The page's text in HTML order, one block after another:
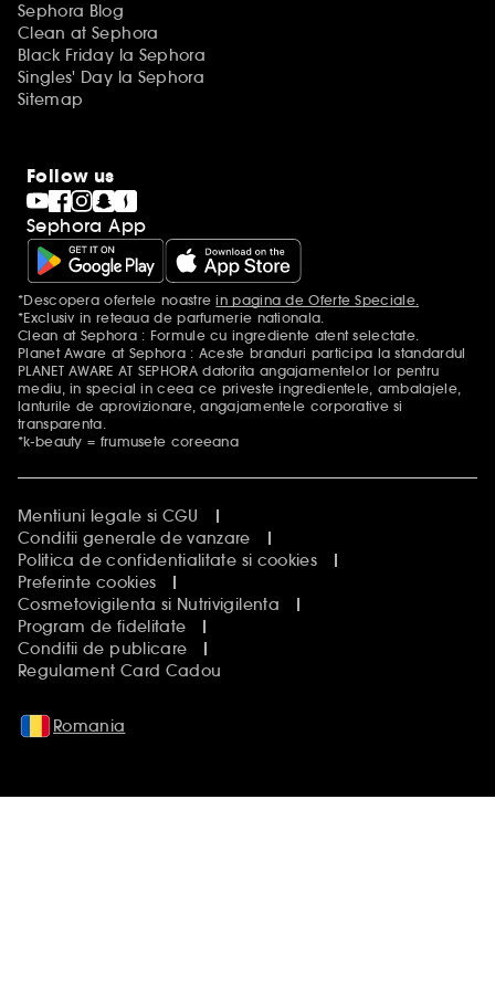
Sephora Blog
Clean at Sephora
Black Friday la Sephora
Singles' Day la Sephora
Sitemap
Follow us
Sephora App
Mentiuni aditionale
*Descopera ofertele noastrein pagina de Oferte Speciale.
*Exclusiv in reteaua de parfumerie nationala.
Clean at Sephora : Formule cu ingrediente atent selectate.
Planet Aware at Sephora : Aceste branduri participa la standardul
PLANET AWARE AT SEPHORA datorita angajamentelor lor pentru
mediu, in special in ceea ce priveste ingredientele, ambalajele,
lanturile de aprovizionare, angajamentele corporative si
transparenta.
*k-beauty = frumusete coreeana
Mentiuni legale si CGU
Conditii generale de vanzare
Politica de confidentialitate si cookies
Preferinte cookies
Cosmetovigilenta si Nutrivigilenta
Program de fidelitate
Conditii de publicare
Regulament Card Cadou
Romania